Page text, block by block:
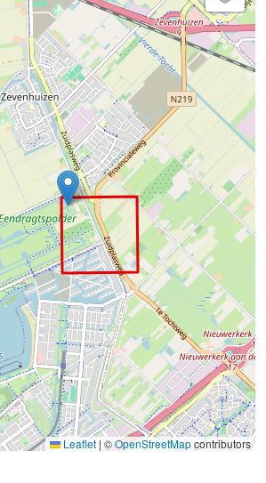
Leaflet | ©OpenStreetMapcontributors